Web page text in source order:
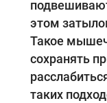
этом
Такое
сохранять
таких